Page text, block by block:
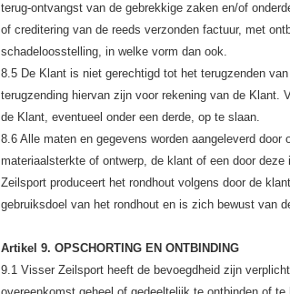
terug-ontvangst van de gebrekkige zaken en/of
of creditering van de reeds verzonden factuur, met
schadeloosstelling, in welke vorm dan ook.
8.5 De Klant is niet gerechtigd tot het terugzenden
terugzending hiervan zijn voor rekening van de
de Klant, eventueel onder een derde, op te slaan.
8.6 Alle maten en gegevens worden aangeleverd
materiaalsterkte of ontwerp, de klant of een door
Zeilsport produceert het rondhout volgens door de
gebruiksdoel van het rondhout en is zich bewust van
Artikel 9. OPSCHORTING EN ONTBINDING
9.1 Visser Zeilsport heeft de bevoegdheid zijn